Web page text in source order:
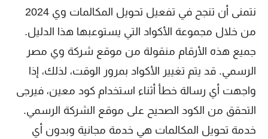
نتمنى أن تنجح في تفعيل تحويل المكالمات وي 2024
من خلال مجموعة الأكواد التي يستوعبها هذا الدليل.
جميع هذه الأرقام منقولة من موقع شركة وي مصر
الرسمي. قد يتم تغيير الأكواد بمرور الوقت، لذلك، إذا
واجهت أي رسالة خطأ أثناء استخدام كود معين، فيرجى
التحقق من الكود الصحيح على موقع الشركة الرسمي.
خدمة تحويل المكالمات هي خدمة مجانية وبدون أي